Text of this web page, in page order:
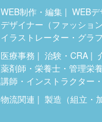
WEB制作・編集 WEB
デザイナー（ファッショ
イラストレーター・グラ
医療事務 治験・CRA
薬剤師・栄養士・管理栄
講師・インストラクター
物流関連 製造（組立・